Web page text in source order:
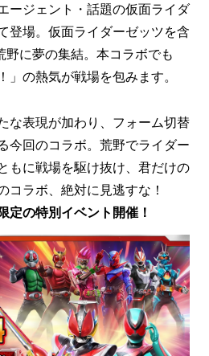
ージェント・話題の仮面ライダ
登場。仮面ライダーゼッツを含
野に夢の集結。本コラボでも
」の熱気が戦場を包みます。
な表現が加わり、フォーム切替
今回のコラボ。荒野でライダー
もに戦場を駆け抜け、君だけの
コラボ、絶対に見逃すな！
定の特別イベント開催！